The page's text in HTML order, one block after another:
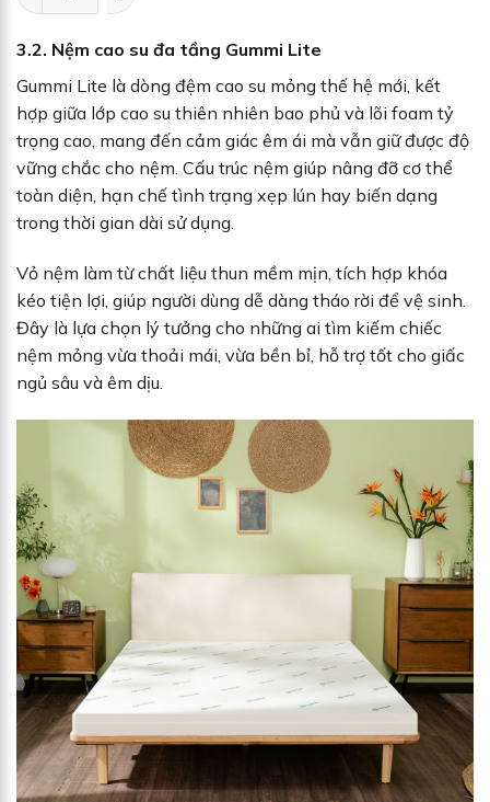
:
1
.
2
5
0
0
0
0
₫
.
à
:
7
.
8
.
0
3.2. Nệm cao su đa tầng Gummi Lite
Gummi Lite là dòng đệm cao su mỏng thế hệ mới, kết
hợp giữa lớp cao su thiên nhiên bao phủ và lõi foam tỷ
trọng cao, mang đến cảm giác êm ái mà vẫn giữ được độ
vững chắc cho nệm. Cấu trúc nệm giúp nâng đỡ cơ thể
toàn diện, hạn chế tình trạng xẹp lún hay biến dạng
trong thời gian dài sử dụng.
Vỏ nệm làm từ chất liệu thun mềm mịn, tích hợp khóa
kéo tiện lợi, giúp người dùng dễ dàng tháo rời để vệ sinh.
Đây là lựa chọn lý tưởng cho những ai tìm kiếm chiếc
nệm mỏng vừa thoải mái, vừa bền bỉ, hỗ trợ tốt cho giấc
ngủ sâu và êm dịu.